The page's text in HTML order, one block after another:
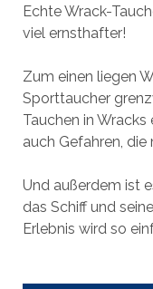
Echte Wrack-
viel ernsthafter!
Zum einen liegen
Sporttaucher
Tauchen in
auch Gefahren,
Und außerdem ist
das Schiff und
Erlebnis wird so